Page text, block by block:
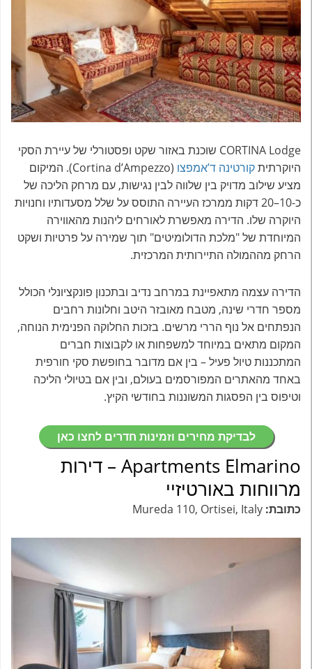
CORTINA Lodge שוכנת באזור שקט ופסטורלי של עיירת הסקי
היוקרתיתקורטינה ד’אמפצו
(Cortina d’Ampezzo). המיקום
מציע שילוב מדויק בין שלווה לבין נגישות, עם מרחק הליכה של
כ-10–20 דקות ממרכז העיירה התוסס על שלל מסעדותיו וחנויות
היוקרה שלו. הדירה מאפשרת לאורחים ליהנות מהאווירה
המיוחדת של "מלכת הדולומיטים" תוך שמירה על פרטיות ושקט
הרחק מההמולה התיירותית המרכזית.
הדירה עצמה מתאפיינת במרחב נדיב ובתכנון פונקציונלי הכולל
מספר חדרי שינה, מטבח מאובזר היטב וחלונות רחבים
הנפתחים אל נוף הררי מרשים. בזכות החלוקה הפנימית הנוחה,
המקום מתאים במיוחד למשפחות או לקבוצות חברים
המתכננות טיול פעיל – בין אם מדובר בחופשת סקי חורפית
באחד מהאתרים המפורסמים בעולם, ובין אם בטיולי הליכה
וטיפוס בין הפסגות המשוננות בחודשי הקיץ.
לבדיקת מחירים וזמינות חדרים לחצו כאן
Apartments Elmarino – דירות
מרווחות באורטיזיי
כתובת: